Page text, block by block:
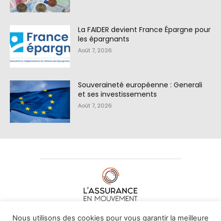
La FAIDER devient France Épargne pour
les épargnants
Août 7, 2026
Souveraineté européenne : Generali
et ses investissements
Août 7, 2026
À PROPOS DE NOUS•CONTACT
Nous utilisons des cookies pour vous garantir la meilleure